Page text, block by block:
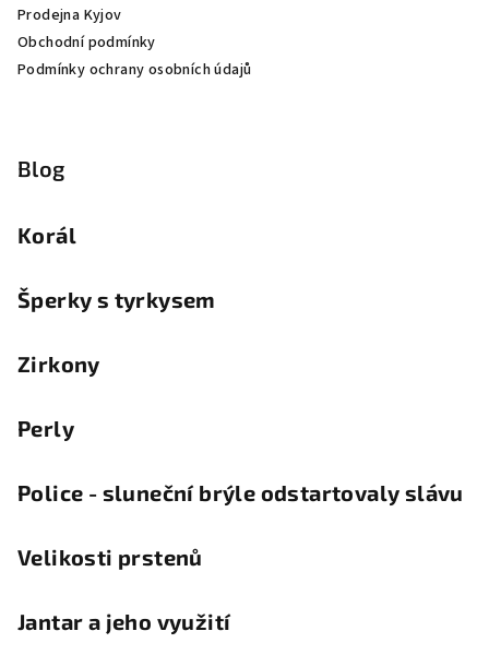
Prodejna Kyjov
Obchodní podmínky
Podmínky ochrany osobních údajů
Blog
Korál
Šperky s tyrkysem
Zirkony
Perly
Police - sluneční brýle odstartovaly slávu
Velikosti prstenů
Jantar a jeho využití